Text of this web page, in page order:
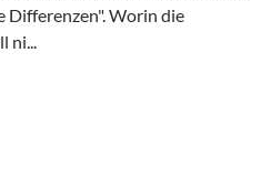
Differenzen". Worin die
ni...